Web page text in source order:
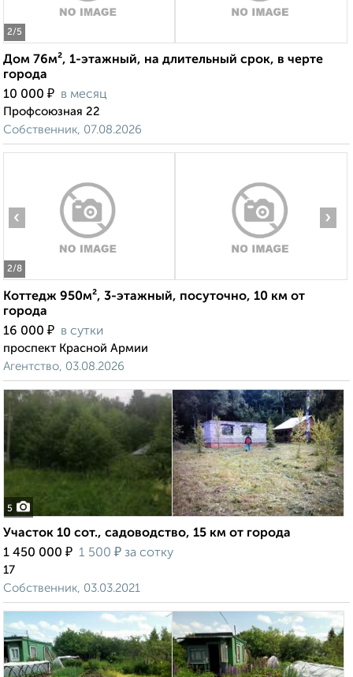
2/5
Дом 76м², 1-этажный, на длительный срок, в черте
города
10 000 ₽ в месяц
Профсоюзная 22
Собственник, 07.08.2026
2/8
‹ ›
Коттедж 950м², 3-этажный, посуточно, 10 км от
города
16 000 ₽ в сутки
проспект Красной Армии
Агентство, 03.08.2026
5
Участок 10 сот., садоводство, 15 км от города
1 450 000 ₽ 1 500 ₽ за сотку
17
Собственник, 03.03.2021